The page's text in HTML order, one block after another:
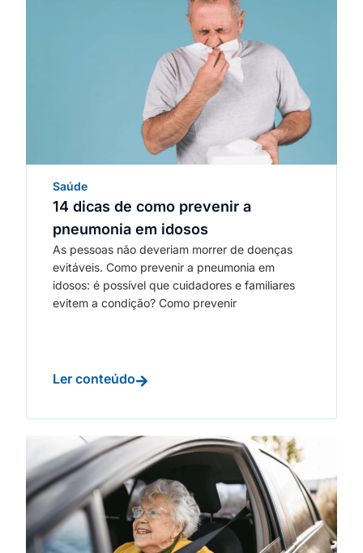
Saúde
14 dicas de como prevenir a
pneumonia em idosos
As pessoas não deveriam morrer de doenças
evitáveis. Como prevenir a pneumonia em
idosos: é possível que cuidadores e familiares
evitem a condição? Como prevenir
Ler conteúdo